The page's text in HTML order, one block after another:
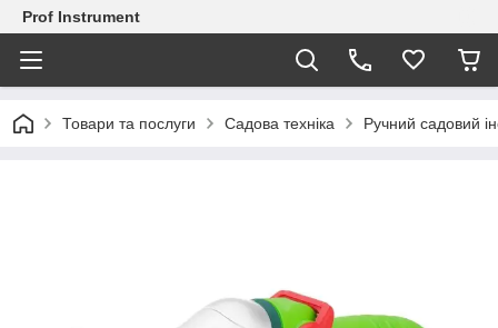
Prof Instrument
Товари та послуги Садова техніка Ручний садовий